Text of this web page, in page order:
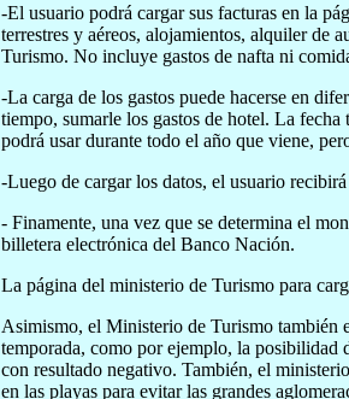
-El usuario podrá cargar sus facturas en la
terrestres y aéreos, alojamientos, alquiler de
Turismo. No incluye gastos de nafta ni
-La carga de los gastos puede hacerse en
tiempo, sumarle los gastos de hotel. La fecha
podrá usar durante todo el año que viene,
-Luego de cargar los datos, el usuario
- Finamente, una vez que se determina el
billetera electrónica del Banco Nación.
La página del ministerio de Turismo para
Asimismo, el Ministerio de Turismo también
temporada, como por ejemplo, la posibilidad
con resultado negativo. También, el
en las playas para evitar las grandes